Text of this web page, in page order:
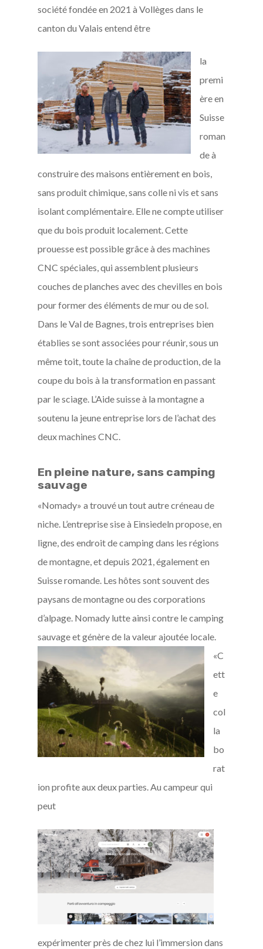
société fondée en 2021 à Vollèges dans le
canton du Valais entend être
la
premi
ère en
Suisse
roman
de à
construire des maisons entièrement en bois,
sans produit chimique, sans colle ni vis et sans
isolant complémentaire. Elle ne compte utiliser
que du bois produit localement. Cette
prouesse est possible grâce à des machines
CNC spéciales, qui assemblent plusieurs
couches de planches avec des chevilles en bois
pour former des éléments de mur ou de sol.
Dans le Val de Bagnes, trois entreprises bien
établies se sont associées pour réunir, sous un
même toit, toute la chaîne de production, de la
coupe du bois à la transformation en passant
par le sciage. L’Aide suisse à la montagne a
soutenu la jeune entreprise lors de l’achat des
deux machines CNC.
En pleine nature, sans camping
sauvage
«Nomady» a trouvé un tout autre créneau de
niche. L’entreprise sise à Einsiedeln propose, en
ligne, des endroit de camping dans les régions
de montagne, et depuis 2021, également en
Suisse romande. Les hôtes sont souvent des
paysans de montagne ou des corporations
d’alpage. Nomady lutte ainsi contre le camping
sauvage et génère de la valeur ajoutée locale.
«C
ett
e
col
la
bo
rat
ion profite aux deux parties. Au campeur qui
peut
expérimenter près de chez lui l’immersion dans